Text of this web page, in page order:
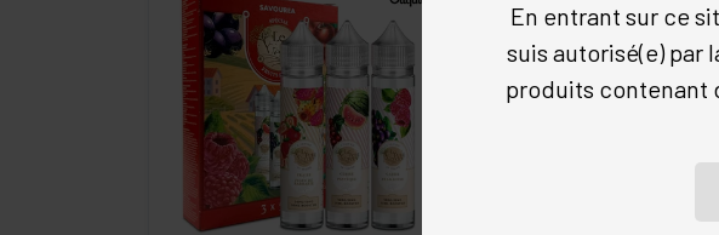
- +
Commander
En entrant sur ce
suis autorisé(e) par
produits contenant